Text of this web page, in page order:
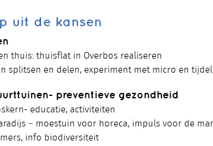
uit de kansen
thuis: thuisflat in Overbos realiseren
splitsen en delen, experiment met micro en
preventieve gezondheid
educatie, activiteiten
– moestuin voor horeca, impuls voor de
info biodiversiteit